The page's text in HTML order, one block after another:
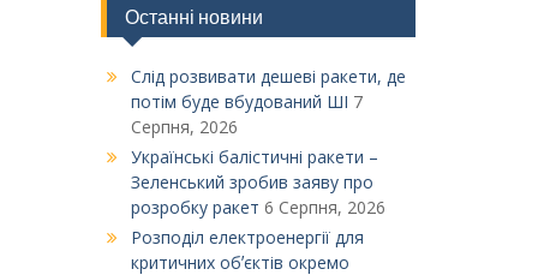
Останні новини
Слід розвивати дешеві ракети, де
потім буде вбудований ШІ 7
Серпня, 2026
Українські балістичні ракети –
Зеленський зробив заяву про
розробку ракет 6 Серпня, 2026
Розподіл електроенергії для
критичних обʼєктів окремо